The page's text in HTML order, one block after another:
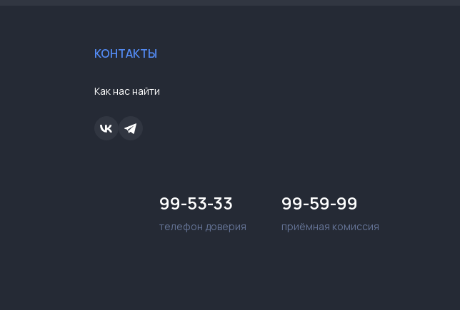
КОНТАКТЫ
Как нас найти
99-53-33
телефон доверия
99-59-99
приёмная комиссия